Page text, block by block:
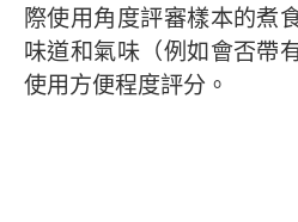
際使用角度評審樣本的煮
味道和氣味（例如會否帶
使用方便程度評分。